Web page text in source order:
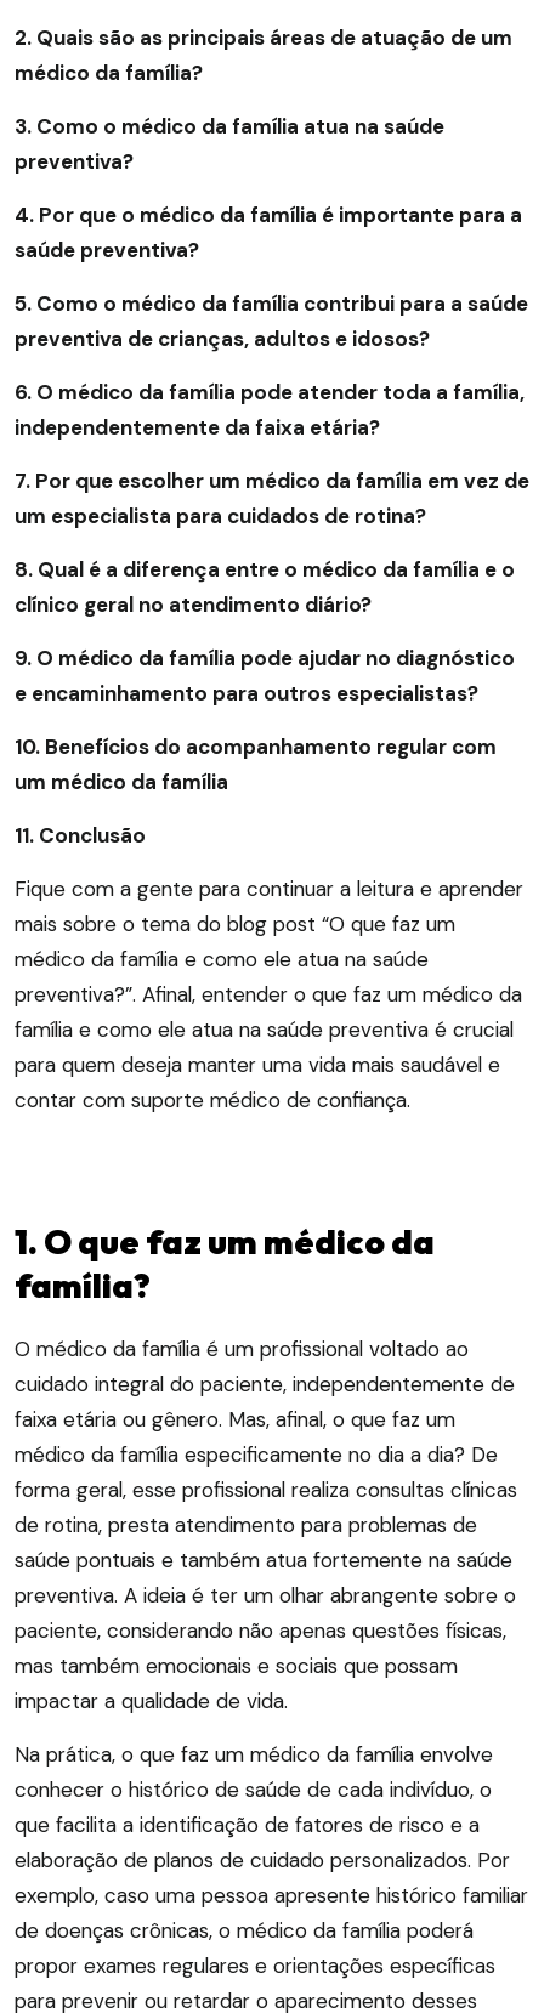
2. Quais são as principais áreas de atuação de um
médico da família?
3. Como o médico da família atua na saúde
preventiva?
4. Por que o médico da família é importante para a
saúde preventiva?
5. Como o médico da família contribui para a saúde
preventiva de crianças, adultos e idosos?
6. O médico da família pode atender toda a família,
independentemente da faixa etária?
7. Por que escolher um médico da família em vez de
um especialista para cuidados de rotina?
8. Qual é a diferença entre o médico da família e o
clínico geral no atendimento diário?
9. O médico da família pode ajudar no diagnóstico
e encaminhamento para outros especialistas?
10. Benefícios do acompanhamento regular com
um médico da família
11. Conclusão
Fique com a gente para continuar a leitura e aprender
mais sobre o tema do blog post “O que faz um
médico da família e como ele atua na saúde
preventiva?”. Afinal, entender o que faz um médico da
família e como ele atua na saúde preventiva é crucial
para quem deseja manter uma vida mais saudável e
contar com suporte médico de confiança.
1. O que faz um médico da
família?
O médico da família é um profissional voltado ao
cuidado integral do paciente, independentemente de
faixa etária ou gênero. Mas, afinal, o que faz um
médico da família especificamente no dia a dia? De
forma geral, esse profissional realiza consultas clínicas
de rotina, presta atendimento para problemas de
saúde pontuais e também atua fortemente na saúde
preventiva. A ideia é ter um olhar abrangente sobre o
paciente, considerando não apenas questões físicas,
mas também emocionais e sociais que possam
impactar a qualidade de vida.
Na prática, o que faz um médico da família envolve
conhecer o histórico de saúde de cada indivíduo, o
que facilita a identificação de fatores de risco e a
elaboração de planos de cuidado personalizados. Por
exemplo, caso uma pessoa apresente histórico familiar
de doenças crônicas, o médico da família poderá
propor exames regulares e orientações específicas
para prevenir ou retardar o aparecimento desses